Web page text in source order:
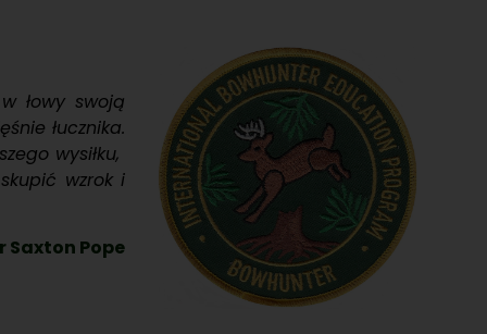
łowy swoją
łucznika.
wysiłku,
wzrok i
Saxton Pope